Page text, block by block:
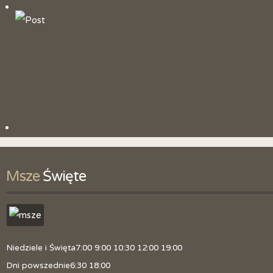
Msze Święte
Niedziele i Święta7:00 9:00 10:30 12:00 19:00
Dni powszednie6:30 18:00